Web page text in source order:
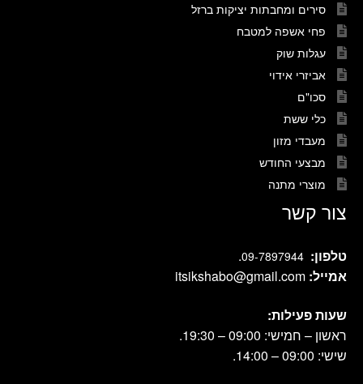
סירים ומחבתות יציקות ברזל
פחי אשפה למטבח
עגלות שוק
אביזרי אידוי
סכו"ם
כלי ששת
מעבדי מזון
מבצעי החודש
מוצרי מתנה
צור קשר
טלפון: 09-7897944
.
אמייל: itsikshabo@gmail.com
שעות פעילות:
ראשון – חמישי: 09:00 – 19:30.
שישי: 09:00 – 14:00.